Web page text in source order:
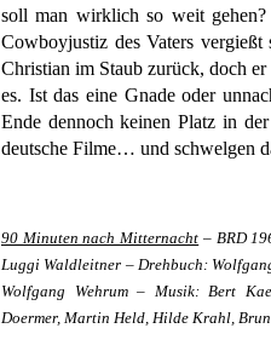
soll man wirklich so weit
Cowboyjustiz des Vaters
Christian im Staub zurück, doch
es. Ist das eine Gnade oder
Ende dennoch keinen Platz in
deutsche Filme… und schwelgen
90 Minuten nach Mitternacht – BRD
Luggi Waldleitner – Drehbuch:
Wolfgang Wehrum – Musik: Bert
Doermer, Martin Held, Hilde Krahl,